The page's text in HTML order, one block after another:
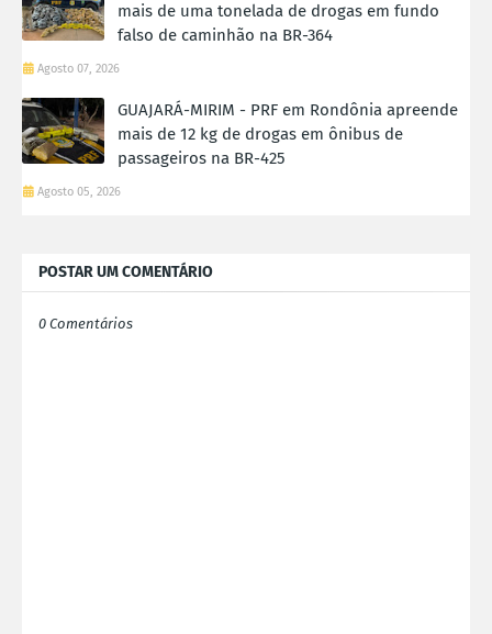
mais de uma tonelada de drogas em fundo
falso de caminhão na BR-364
Agosto 07, 2026
GUAJARÁ-MIRIM - PRF em Rondônia apreende
mais de 12 kg de drogas em ônibus de
passageiros na BR-425
Agosto 05, 2026
POSTAR UM COMENTÁRIO
0 Comentários